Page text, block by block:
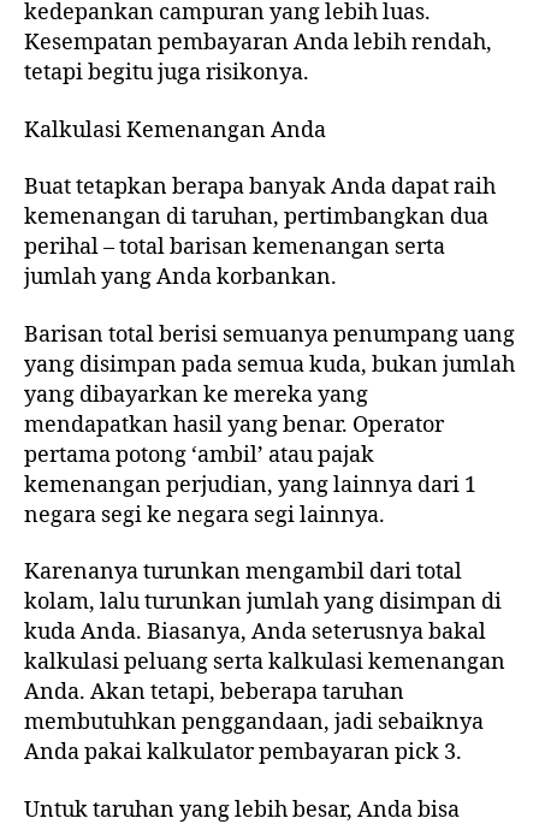
kedepankan campuran yang lebih luas.
Kesempatan pembayaran Anda lebih rendah,
tetapi begitu juga risikonya.
Kalkulasi Kemenangan Anda
Buat tetapkan berapa banyak Anda dapat raih
kemenangan di taruhan, pertimbangkan dua
perihal – total barisan kemenangan serta
jumlah yang Anda korbankan.
Barisan total berisi semuanya penumpang uang
yang disimpan pada semua kuda, bukan jumlah
yang dibayarkan ke mereka yang
mendapatkan hasil yang benar. Operator
pertama potong ‘ambil’ atau pajak
kemenangan perjudian, yang lainnya dari 1
negara segi ke negara segi lainnya.
Karenanya turunkan mengambil dari total
kolam, lalu turunkan jumlah yang disimpan di
kuda Anda. Biasanya, Anda seterusnya bakal
kalkulasi peluang serta kalkulasi kemenangan
Anda. Akan tetapi, beberapa taruhan
membutuhkan penggandaan, jadi sebaiknya
Anda pakai kalkulator pembayaran pick 3.
Untuk taruhan yang lebih besar, Anda bisa